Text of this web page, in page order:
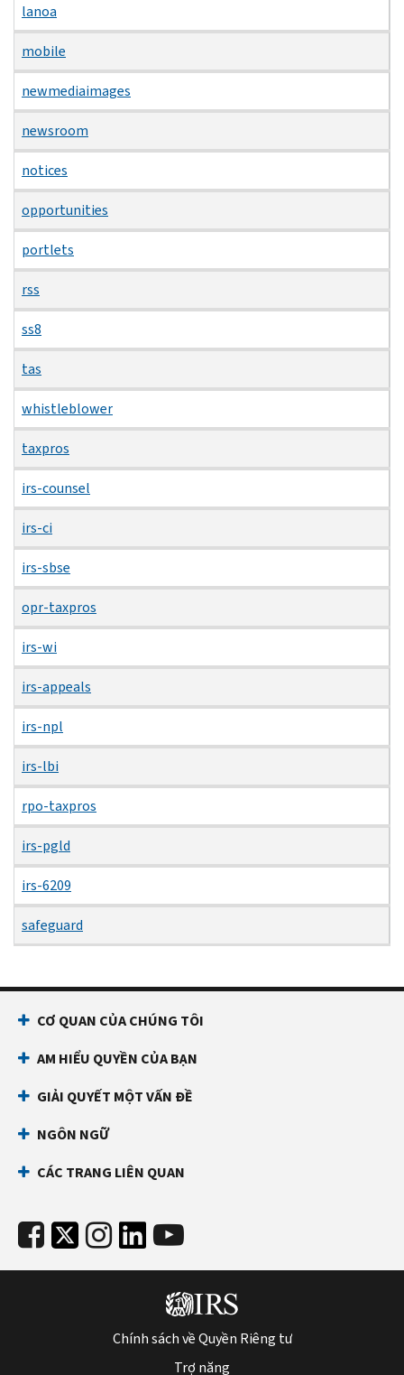
lanoa
mobile
newmediaimages
newsroom
notices
opportunities
portlets
rss
ss8
tas
whistleblower
taxpros
irs-counsel
irs-ci
irs-sbse
opr-taxpros
irs-wi
irs-appeals
irs-npl
irs-lbi
rpo-taxpros
irs-pgld
irs-6209
safeguard
CƠ QUAN CỦA CHÚNG TÔI
AM HIỂU QUYỀN CỦA BẠN
GIẢI QUYẾT MỘT VẤN ĐỀ
NGÔN NGỮ
CÁC TRANG LIÊN QUAN
Chính sách về Quyền Riêng tư
Trợ năng